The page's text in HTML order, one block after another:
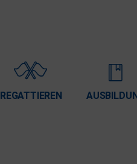
REGATTIEREN